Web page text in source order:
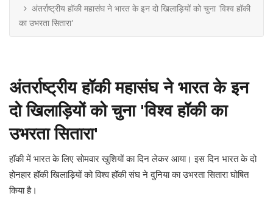
अंतर्राष्ट्रीय हॉकी महासंघ ने भारत के इन दो खिलाड़ियों को चुना 'विश्व हॉकी
का उभरता सितारा'
अंतर्राष्ट्रीय हॉकी महासंघ ने भारत के इन
दो खिलाड़ियों को चुना 'विश्व हॉकी का
उभरता सितारा'
हॉकी में भारत के लिए सोमवार खुशियों का दिन लेकर आया। इस दिन भारत के दो
होनहार हॉकी खिलाड़ियों को विश्व हॉकी संघ ने दुनिया का उभरता सितारा घोषित
किया है।